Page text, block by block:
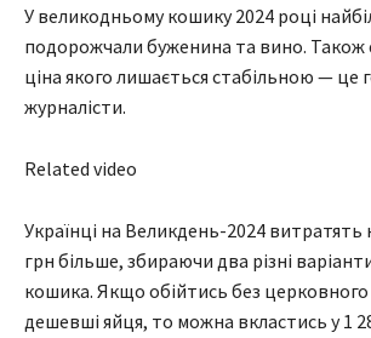
У великодньому кошику 2024 році
подорожчали буженина та вино. Також
ціна якого лишається стабільною — це
журналісти.
Related video
Українці на Великдень-2024 витратять
грн більше, збираючи два різні
кошика. Якщо обійтись без церковного
дешевші яйця, то можна вкластись у 1